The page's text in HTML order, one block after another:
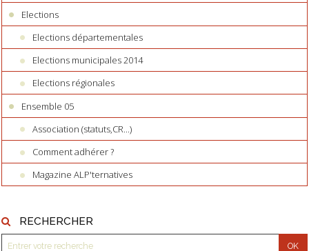
Elections
Elections départementales
Elections municipales 2014
Elections régionales
Ensemble 05
Association (statuts,CR...)
Comment adhérer ?
Magazine ALP'ternatives
RECHERCHER